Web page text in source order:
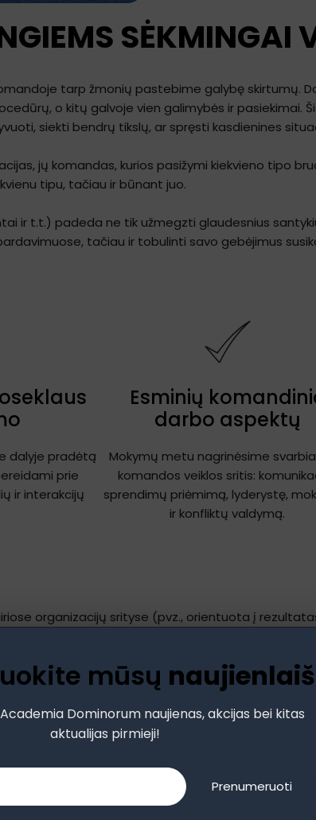
SĖKMINGAI
tarp žmonių pastebime galybę skirtumų.
o kitų galvoje vien galimybės ir pasiekimai.
siekti bendrų tikslų, ar spręsti kasdienines
jų komandas, kurios pasižymi kiekvieno tipo
tipu, tačiau ir būnant juo.
ir t.t.) padeda ne tik užmegzti glaudesnius
tačiau ir tobulinti savo gebėjimus
dalyje pradėtą
prie
ir interakcijų
Esminių
darbo aspektų
Mokymų metu nagrinėsime
komandos veiklos sritis:
sprendimų priėmimą, lyderystę,
ir konfliktų valdymą.
organizacijų srityse (pvz., orientuota į
– kalbos manierą, aprangos detales,
iki racionalaus, nuo impulsyvaus iki kruopščiai
į tikslą, procesą ar problemų
mūsų
Dominorum naujienas, akcijas bei kitas
aktualijas pirmieji!
Prenumeruoti